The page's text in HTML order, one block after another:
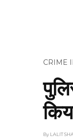
CRIME
By LALIT